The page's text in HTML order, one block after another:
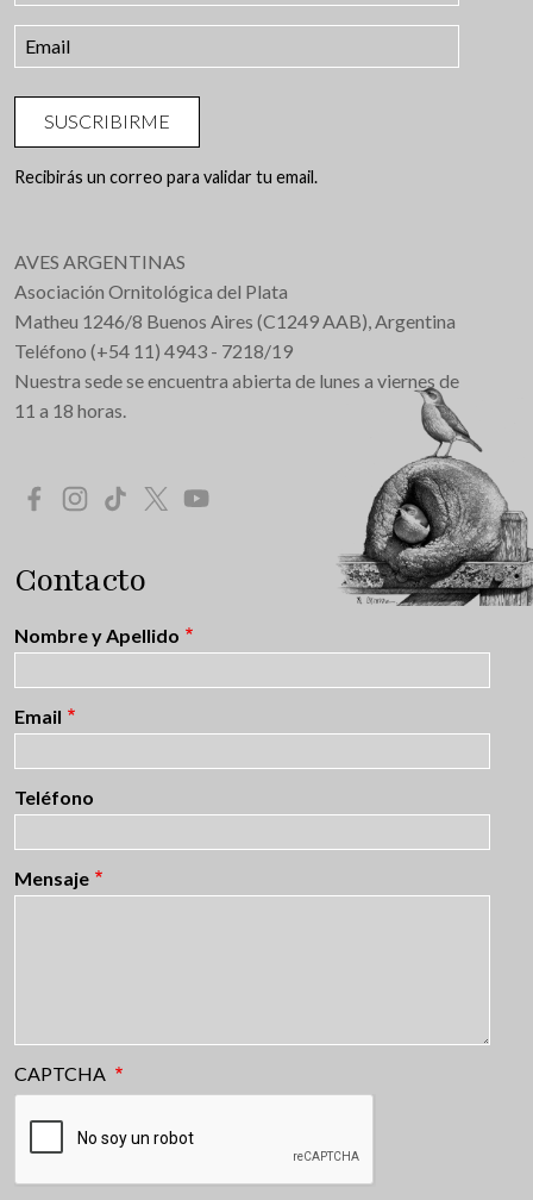
SUSCRIBIRME
Recibirás un correo para validar tu email.
AVES ARGENTINAS
Asociación Ornitológica del Plata
Matheu 1246/8 Buenos Aires (C1249 AAB), Argentina
Teléfono (+54 11) 4943 - 7218/19
Nuestra sede se encuentra abierta de lunes a viernes de
11 a 18 horas.
Redes Sociales
Contacto
Nombre y Apellido
Email
Teléfono
Mensaje
CAPTCHA